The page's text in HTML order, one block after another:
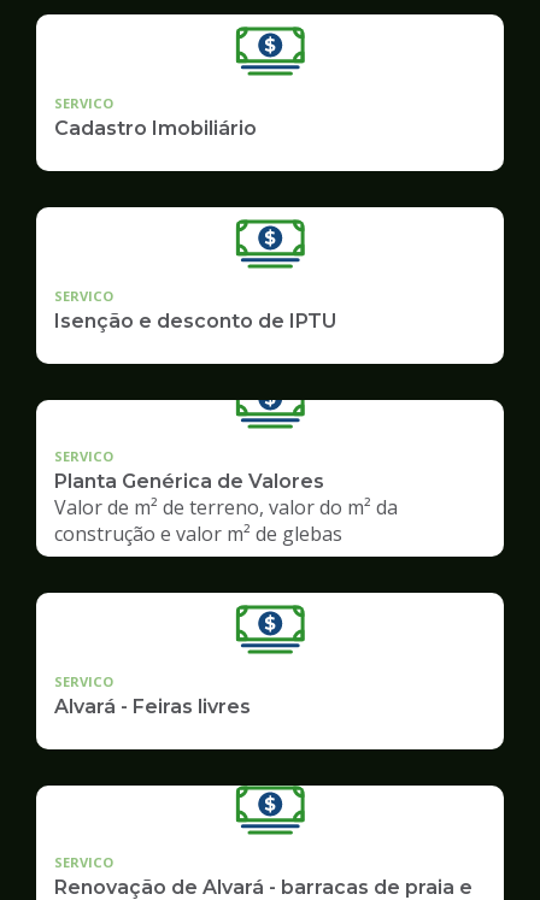
SERVICO
Cadastro Imobiliário
SERVICO
Isenção e desconto de IPTU
SERVICO
Planta Genérica de Valores
Valor de m² de terreno, valor do m² da
construção e valor m² de glebas
SERVICO
Alvará - Feiras livres
SERVICO
Renovação de Alvará - barracas de praia e